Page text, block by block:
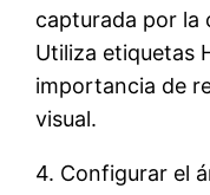
capturada por la
Utiliza etiquetas
importancia de
visual.
4. Configurar el